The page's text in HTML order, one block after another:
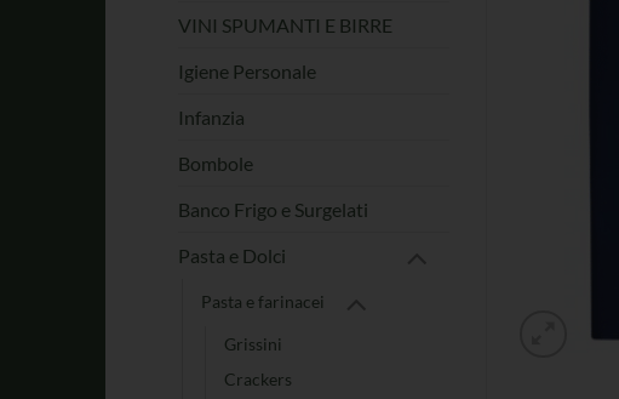
VINI SPUMANTI E BIRRE
Igiene Personale
Infanzia
Bombole
Banco Frigo e Surgelati
Pasta e Dolci
Pasta e farinacei
Grissini
Crackers